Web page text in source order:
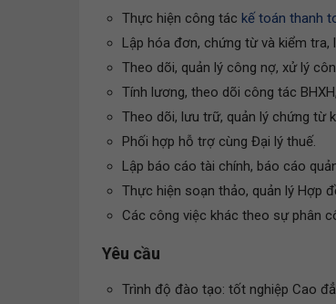
Thực hiện công tác kế toán thanh
Lập hóa đơn, chứng từ và kiểm tra,
Theo dõi, quản lý công nợ, xử lý
Tính lương, theo dõi công tác
Theo dõi, lưu trữ, quản lý chứng từ
Phối hợp hỗ trợ cùng Đại lý thuế.
Lập báo cáo tài chính, báo cáo
Thực hiện soạn thảo, quản lý Hợp
Các công việc khác theo sự phân
Yêu cầu
Trình độ đào tạo: tốt nghiệp Cao